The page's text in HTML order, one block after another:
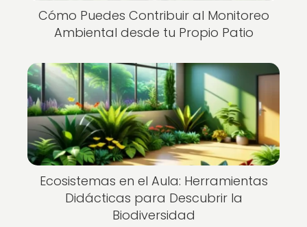
Cómo Puedes Contribuir al Monitoreo
Ambiental desde tu Propio Patio
Ecosistemas en el Aula: Herramientas
Didácticas para Descubrir la
Biodiversidad